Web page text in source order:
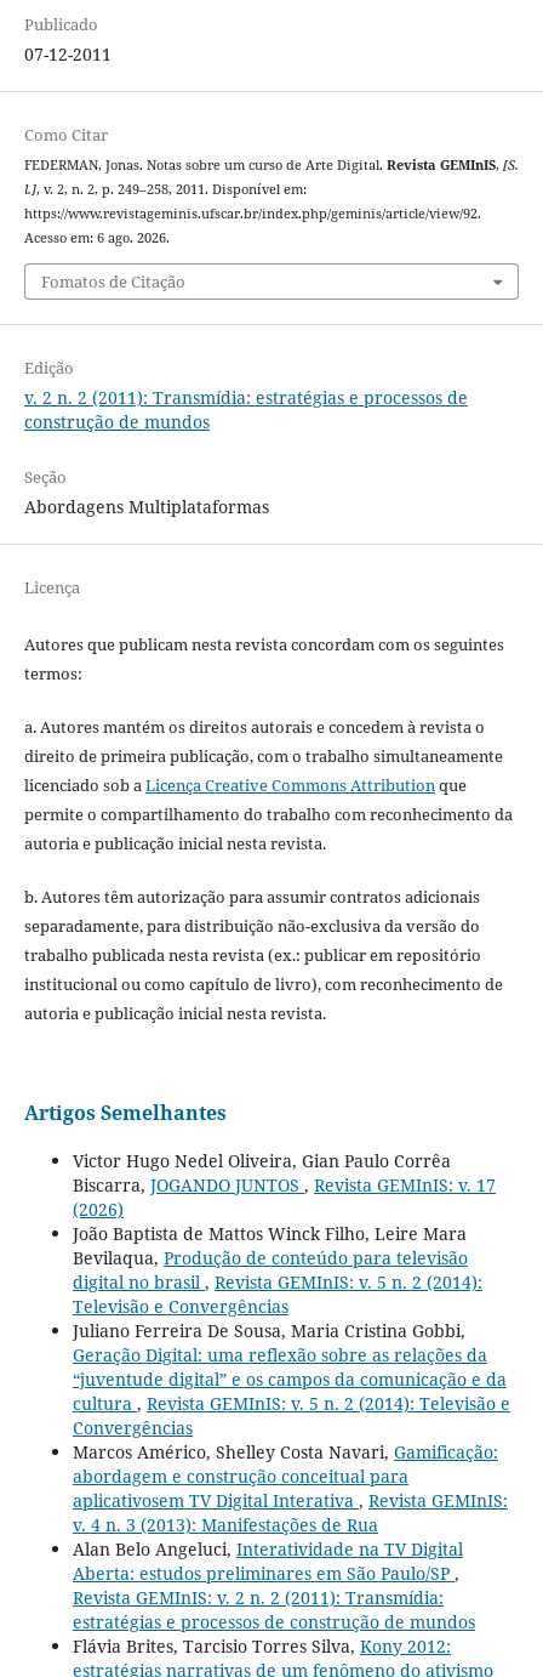
Publicado
07-12-2011
Como Citar
FEDERMAN, Jonas. Notas sobre um curso de Arte Digital. Revista GEMInIS, [S.
l.], v. 2, n. 2, p. 249–258, 2011. Disponível em:
https://www.revistageminis.ufscar.br/index.php/geminis/article/view/92.
Acesso em: 6 ago. 2026.
Fomatos de Citação
Edição
v. 2 n. 2 (2011): Transmídia: estratégias e processos de
construção de mundos
Seção
Abordagens Multiplataformas
Licença
Autores que publicam nesta revista concordam com os seguintes
termos:
a. Autores mantém os direitos autorais e concedem à revista o
direito de primeira publicação, com o trabalho simultaneamente
licenciado sob aLicença Creative Commons Attributionque
permite o compartilhamento do trabalho com reconhecimento da
autoria e publicação inicial nesta revista.
b. Autores têm autorização para assumir contratos adicionais
separadamente, para distribuição não-exclusiva da versão do
trabalho publicada nesta revista (ex.: publicar em repositório
institucional ou como capítulo de livro), com reconhecimento de
autoria e publicação inicial nesta revista.
Artigos Semelhantes
Victor Hugo Nedel Oliveira, Gian Paulo Corrêa
Biscarra, JOGANDO JUNTOS , Revista GEMInIS: v. 17
(2026)
João Baptista de Mattos Winck Filho, Leire Mara
Bevilaqua, Produção de conteúdo para televisão
digital no brasil , Revista GEMInIS: v. 5 n. 2 (2014):
Televisão e Convergências
Juliano Ferreira De Sousa, Maria Cristina Gobbi,
Geração Digital: uma reflexão sobre as relações da
“juventude digital” e os campos da comunicação e da
cultura , Revista GEMInIS: v. 5 n. 2 (2014): Televisão e
Convergências
Marcos Américo, Shelley Costa Navari, Gamificação:
abordagem e construção conceitual para
aplicativosem TV Digital Interativa , Revista GEMInIS:
v. 4 n. 3 (2013): Manifestações de Rua
Alan Belo Angeluci, Interatividade na TV Digital
Aberta: estudos preliminares em São Paulo/SP ,
Revista GEMInIS: v. 2 n. 2 (2011): Transmídia:
estratégias e processos de construção de mundos
Flávia Brites, Tarcisio Torres Silva, Kony 2012:
estratégias narrativas de um fenômeno do ativismo